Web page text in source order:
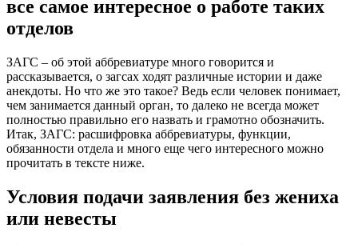
все самое интересное о работе таких
отделов
ЗАГС – об этой аббревиатуре много говорится и
рассказывается, о загсах ходят различные истории и даже
анекдоты. Но что же это такое? Ведь если человек понимает,
чем занимается данный орган, то далеко не всегда может
полностью правильно его назвать и грамотно обозначить.
Итак, ЗАГС: расшифровка аббревиатуры, функции,
обязанности отдела и много еще чего интересного можно
прочитать в тексте ниже.
Условия подачи заявления без жениха
или невесты